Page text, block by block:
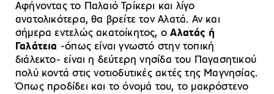
Αφήνοντας το Παλαιό Τρίκερι και λίγο
ανατολικότερα, θα βρείτε τον Αλατά. Αν και
σήμερα εντελώς ακατοίκητος, ο Αλατάς ή
Γαλάτεια -όπως είναι γνωστό στην τοπική
διάλεκτο- είναι η δεύτερη νησίδα του Παγασητικού
πολύ κοντά στις νοτιοδυτικές ακτές της Μαγνησίας.
Όπως προδίδει και το όνομά του, το μακρόστενο